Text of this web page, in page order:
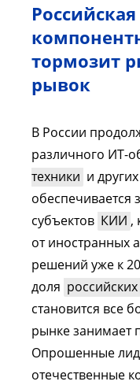
тормозит
рывок
В России
различного ИТ-
техники и
обеспечивается
субъектов КИИ ,
от иностранных
решений уже к
доля российских
становится все
рынке занимает
Опрошенные
отечественные